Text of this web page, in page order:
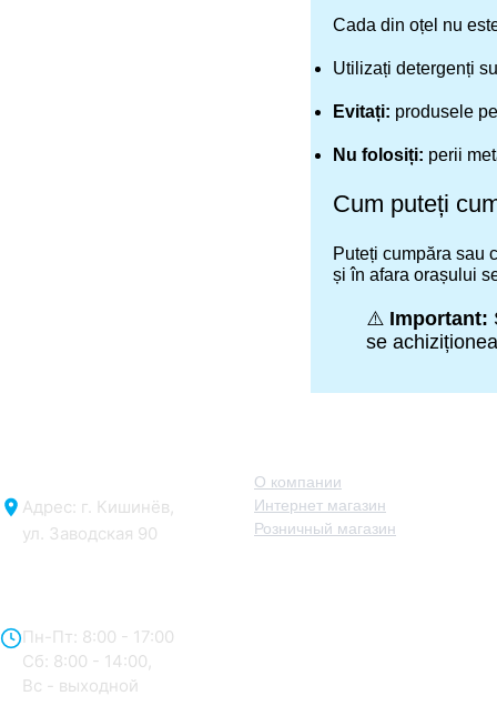
Cada din oțel nu
Utilizați detergenți
Evitați: produsele
Nu folosiți: perii
Cum puteți
Puteți cumpăra sau
și în afara orașului
⚠️ Important:
se
Адрес: г. Кишинёв,
ул. Заводская 90
Пн-Пт: 8:00 - 17:00
Сб: 8:00 - 14:00,
Вс - выходной
О компании
Интернет магазин
Розничный магазин